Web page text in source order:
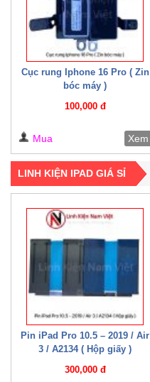
Cục rung Iphone 16 Pro ( Zin
bóc máy )
100,000 đ
Mua Xem
LINH KIỆN IPAD GIÁ SỈ
Pin iPad Pro 10.5 – 2019 / Air
3 / A2134 ( Hộp giấy )
300,000 đ